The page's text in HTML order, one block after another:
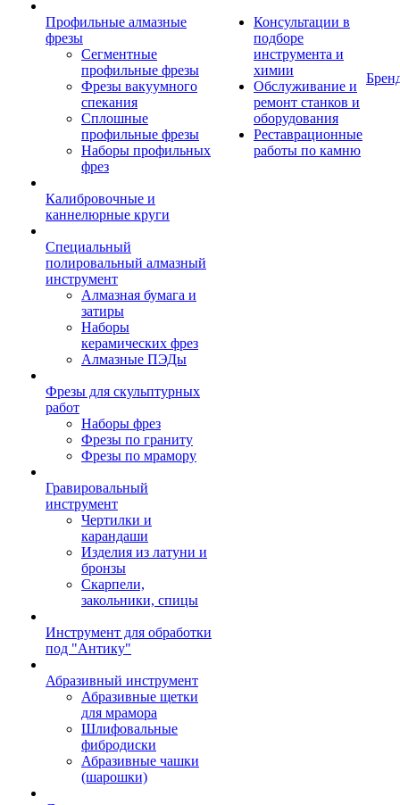
Профильные алмазные
фрезы
Сегментные
профильные фрезы
Фрезы вакуумного
спекания
Сплошные
профильные фрезы
Наборы профильных
фрез
Калибровочные и
каннелюрные круги
Специальный
полировальный алмазный
инструмент
Алмазная бумага и
затиры
Наборы
керамических фрез
Алмазные ПЭДы
Фрезы для скульптурных
работ
Наборы фрез
Фрезы по граниту
Фрезы по мрамору
Гравировальный
инструмент
Чертилки и
карандаши
Изделия из латуни и
бронзы
Скарпели,
закольники, спицы
Инструмент для обработки
под "Антику"
Абразивный инструмент
Абразивные щетки
для мрамора
Шлифовальные
фибродиски
Абразивные чашки
(шарошки)
Консультации в
подборе
инструмента и
химии
Обслуживание и
ремонт станков и
оборудования
Реставрационные
работы по камню